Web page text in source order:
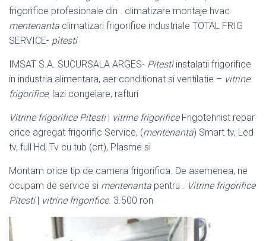
frigorifice profesionale din . climatizare montaje hvac
mentenanta climatizari frigorifice industriale TOTAL FRIG
SERVICE- pitesti
IMSAT S.A. SUCURSALA ARGES- Pitestiinstalatii frigorifice
in industria alimentara, aer conditionat si ventilatie – vitrine
frigorifice, lazi congelare, rafturi
Vitrine frigorifice Pitesti| vitrine frigorificeFrigotehnist repar
orice agregat frigorific Service, (mentenanta) Smart tv, Led
tv, full Hd, Tv cu tub (crt), Plasme si
Montam orice tip de camera frigorifica. De asemenea, ne
ocupam de service si mentenanta pentru . Vitrine frigorifice
Pitesti| vitrine frigorifice. 3.500 ron